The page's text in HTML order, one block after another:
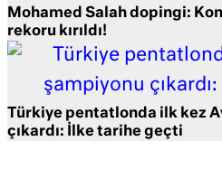
Mohamed Salah dopingi:
rekoru kırıldı!
Türkiye pentatlonda ilk kez
çıkardı: İlke tarihe geçti